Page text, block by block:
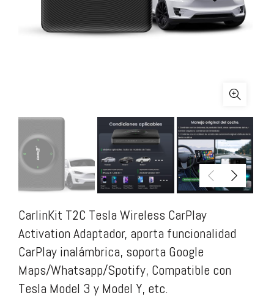
CarlinKit T2C Tesla Wireless CarPlay
Activation Adaptador, aporta funcionalidad
CarPlay inalámbrica, soporta Google
Maps/Whatsapp/Spotify, Compatible con
Tesla Model 3 y Model Y, etc.